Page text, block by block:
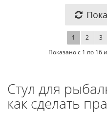
1 2 3
Показано с 1 по 16
Cтул для
как сделать